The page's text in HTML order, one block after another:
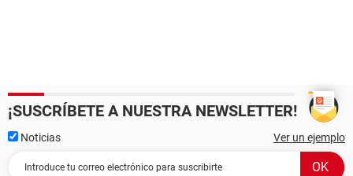
¡SUSCRÍBETE A NUESTRA NEWSLETTER!
Noticias Ver un ejemplo